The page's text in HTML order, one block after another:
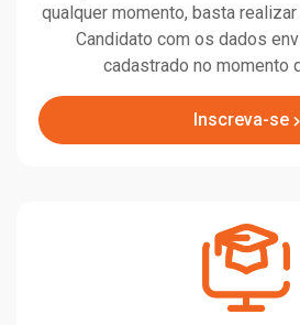
qualquer momento, basta
Candidato com os dados
cadastrado no momento
Inscreva-se